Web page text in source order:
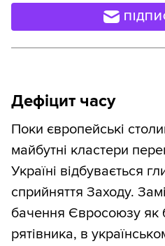
Дефіцит часу
Поки європейські
майбутні кластери
Україні відбувається
сприйняття Заходу.
бачення Євросоюзу як
рятівника, в